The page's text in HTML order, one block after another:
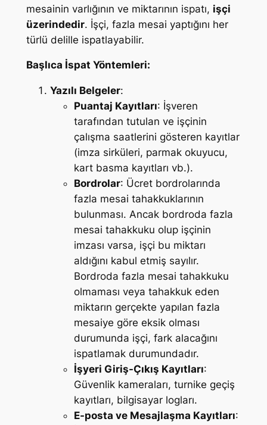
mesainin varlığının ve miktarının ispatı, işçi
üzerindedir. İşçi, fazla mesai yaptığını her
türlü delille ispatlayabilir.
Başlıca İspat Yöntemleri:
Yazılı Belgeler:
Puantaj Kayıtları: İşveren
tarafından tutulan ve işçinin
çalışma saatlerini gösteren kayıtlar
(imza sirküleri, parmak okuyucu,
kart basma kayıtları vb.).
Bordrolar: Ücret bordrolarında
fazla mesai tahakkuklarının
bulunması. Ancak bordroda fazla
mesai tahakkuku olup işçinin
imzası varsa, işçi bu miktarı
aldığını kabul etmiş sayılır.
Bordroda fazla mesai tahakkuku
olmaması veya tahakkuk eden
miktarın gerçekte yapılan fazla
mesaiye göre eksik olması
durumunda işçi, fark alacağını
ispatlamak durumundadır.
İşyeri Giriş-Çıkış Kayıtları:
Güvenlik kameraları, turnike geçiş
kayıtları, bilgisayar logları.
E-posta ve Mesajlaşma Kayıtları: